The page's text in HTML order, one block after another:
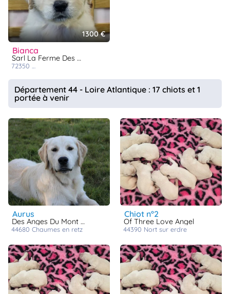
1300 €
bianca
Sarl La Ferme Des Hallais
72350
Département 44 - Loire Atlantique : 17 chiots et 1
portée à venir
aurus
Des Anges Du Mont D'or
44680 chaumes en retz
chiot n°2
Of Three Love Angel
44390 nort sur erdre